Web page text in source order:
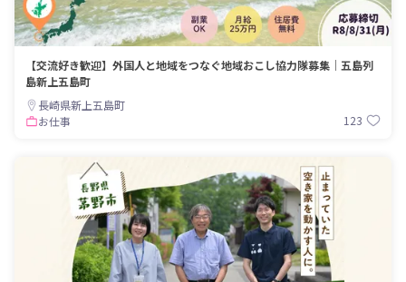
【交流好き歓迎】外国人と地域をつなぐ地域おこし協力隊募集｜五島列
島新上五島町
長崎県新上五島町
お仕事
123